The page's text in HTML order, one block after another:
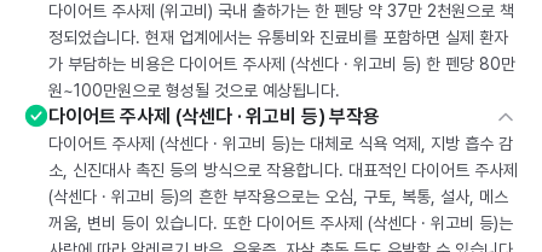
다이어트 주사제 (위고비) 국내 출하가는 한 펜당 약 37만 2천원으로 책
정되었습니다. 현재 업계에서는 유통비와 진료비를 포함하면 실제 환자
가 부담하는 비용은 다이어트 주사제 (삭센다 · 위고비 등) 한 펜당 80만
원~100만원으로 형성될 것으로 예상됩니다.
다이어트 주사제 (삭센다 · 위고비 등) 부작용
다이어트 주사제 (삭센다 · 위고비 등)는 대체로 식욕 억제, 지방 흡수 감
소, 신진대사 촉진 등의 방식으로 작용합니다. 대표적인 다이어트 주사제
(삭센다 · 위고비 등)의 흔한 부작용으로는 오심, 구토, 복통, 설사, 메스
꺼움, 변비 등이 있습니다. 또한 다이어트 주사제 (삭센다 · 위고비 등)는